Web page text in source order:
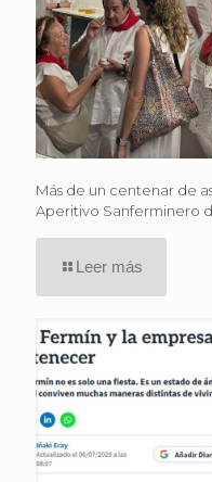
Más de un centenar de
Aperitivo Sanferminero
Leer más